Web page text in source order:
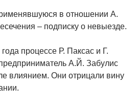
в отношении А.
– подписку о невыезде.
процессе Р. Паксас и Г.
А.Й. Забулис
влиянием. Они отрицали вину